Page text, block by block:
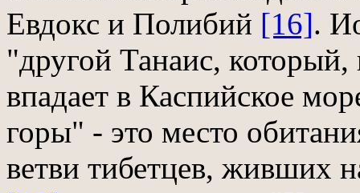
Евдокс и Полибий [16].
"другой Танаис,
впадает в Каспийское
горы" - это место
ветви тибетцев, живших